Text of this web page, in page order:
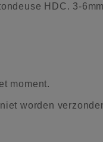
HDC. 3-
moment.
worden